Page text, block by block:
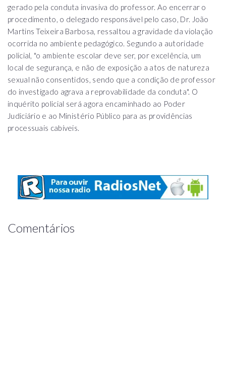
gerado pela conduta invasiva do professor. Ao encerrar o
procedimento, o delegado responsável pelo caso, Dr. João
Martins Teixeira Barbosa, ressaltou a gravidade da violação
ocorrida no ambiente pedagógico. Segundo a autoridade
policial, "o ambiente escolar deve ser, por excelência, um
local de segurança, e não de exposição a atos de natureza
sexual não consentidos, sendo que a condição de professor
do investigado agrava a reprovabilidade da conduta". O
inquérito policial será agora encaminhado ao Poder
Judiciário e ao Ministério Público para as providências
processuais cabíveis.
Comentários